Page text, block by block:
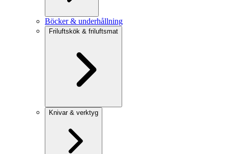
Böcker & underhållning
Friluftskök & friluftsmat
Knivar & verktyg